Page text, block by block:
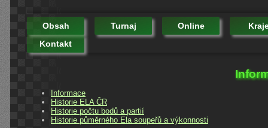
Obsah Turnaj Online
Kontakt
Informace
Historie ELA ČR
Historie počtu bodů a partií
Historie půměrného Ela soupeřů a výkonnosti